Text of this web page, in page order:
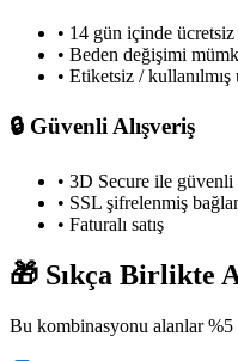
• 14 gün içinde ücretsiz
• Beden değişimi
• Etiketsiz /
🔒 Güvenli Alışveriş
• 3D Secure ile güvenli
• SSL şifrelenmiş
• Faturalı satış
🎁 Sıkça Birlikte
Bu kombinasyonu alanlar %5